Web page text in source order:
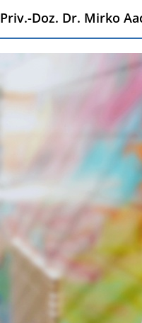
Priv.-Doz. Dr. Mirko